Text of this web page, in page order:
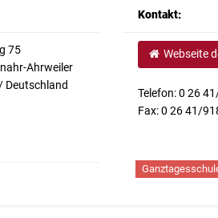
75
Ahrweiler
Deutschland
Kontakt:
Webseite
Telefon: 0 26
Fax: 0 26 41/